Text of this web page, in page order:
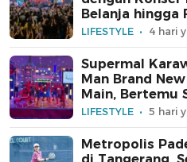
Belanja hingga
LIFESTYLE 4 hari
Supermal
Man Brand
Main, Bertemu
LIFESTYLE 5 hari
Metropolis